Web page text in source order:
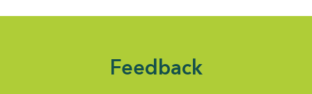
Feedback